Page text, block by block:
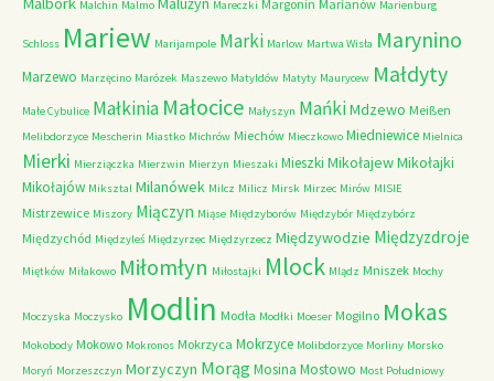
Malchin Malmo Mareczki Margonin Marianów Marienburg
Schloss Mariew Marijampole Marki Marlow Martwa Wisła Marynino
Marzewo Marzęcino Marózek Maszewo Matyldów Matyty Maurycew Małdyty
Małe Cybulice Małkinia Małocice Małyszyn MańkiMdzewo Meißen
Melibdorzyce Mescherin Miastko Michrów Miechów Mieczkowo Miedniewice Mielnica
Mierki Mierziączka Mierzwin Mierzyn Mieszaki Mieszki MikołajewMikołajki
Mikołajów Miksztal Milanówek Milcz Milicz Mirsk Mirzec Mirów MISIE
Mistrzewice Miszory Miączyn Miąse Międzyborów Międzybór Międzybórz
Międzychód Międzyleś Międzyrzec Międzyrzecz Międzywodzie Międzyzdroje
Miętków Miłakowo Miłomłyn Miłostajki Mlock Mlądz Mniszek Mochy
Moczyska Moczysko Modlin Modła Modłki Moeser Mogilno Mokas
Mokobody Mokowo Mokronos Mokrzyca Mokrzyce Molibdorzyce Morliny Morsko
Moryń Morzeszczyn Morzyczyn MorągMosina Mostowo Most Południowy